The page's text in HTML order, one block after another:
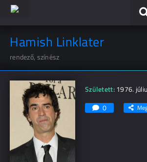
Hamish Linklater
rendező, színész
Született:1976.
0